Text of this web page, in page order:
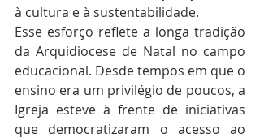
à cultura e à sustentabilidade.
Esse esforço reflete a longa tradição
da Arquidiocese de Natal no campo
educacional. Desde tempos em que o
ensino era um privilégio de poucos, a
Igreja esteve à frente de iniciativas
que democratizaram o acesso ao